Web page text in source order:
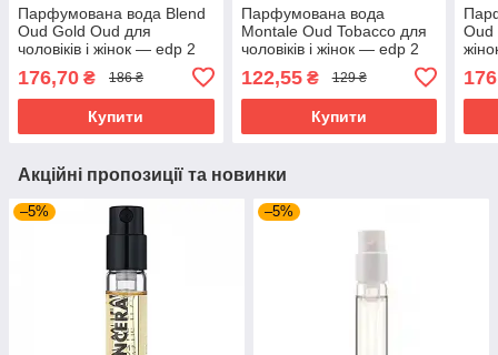
Парфумована вода Blend
Oud Gold Oud для
чоловіків і жінок — edp 2
176,70 ₴ 186 ₴
Купити
Парфумована вода
Montale Oud Tobacco для
чоловіків і жінок — edp 2
122,55₴ 129 ₴
Купити
Oud
Акційні пропозиції та новинки
–5% –5%